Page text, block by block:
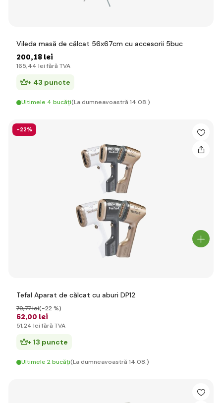
Vileda masă de călcat 56x67cm cu accesorii 5buc
200,18 lei
165,44 lei fără TVA
+ 43 puncte
Ultimele 4 bucăți(La dumneavoastră 14.08.)
-22%
Tefal Aparat de călcat cu aburi DP12
62,00 lei
79,77 lei(-22 %)
51,24 lei fără TVA
+ 13 puncte
Ultimele 2 bucăți(La dumneavoastră 14.08.)